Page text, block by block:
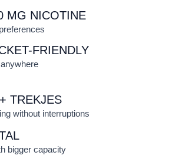
MG NICOTINE
FRIENDLY
TREKJES
without interruptions
bigger capacity